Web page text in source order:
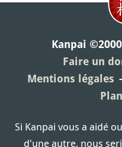
Kanpai
Faire un
Mentions légales
Si Kanpai vous a aidé
d'une autre, nous